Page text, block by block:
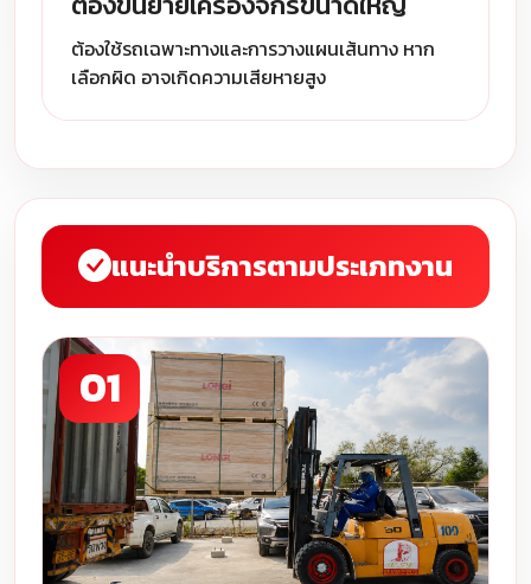
ต้องใช้รถเฉพาะทางและการวางแผนเส้นทาง หาก
เลือกผิด อาจเกิดความเสียหายสูง
แนะนำบริการตามประเภทงาน
01